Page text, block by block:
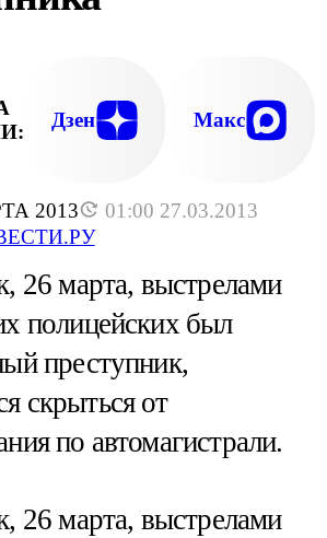
2013
01:00 27.03.2013
Дзен Макс
26 марта, выстрелами
полицейских был
преступник,
скрыться от
по автомагистрали.
26 марта, выстрелами